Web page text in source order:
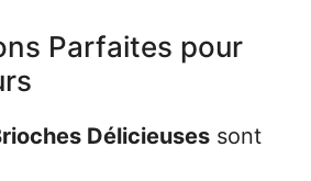
Parfaites pour
Délicieuses sont